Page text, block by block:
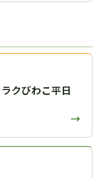
クびわこ平日
→